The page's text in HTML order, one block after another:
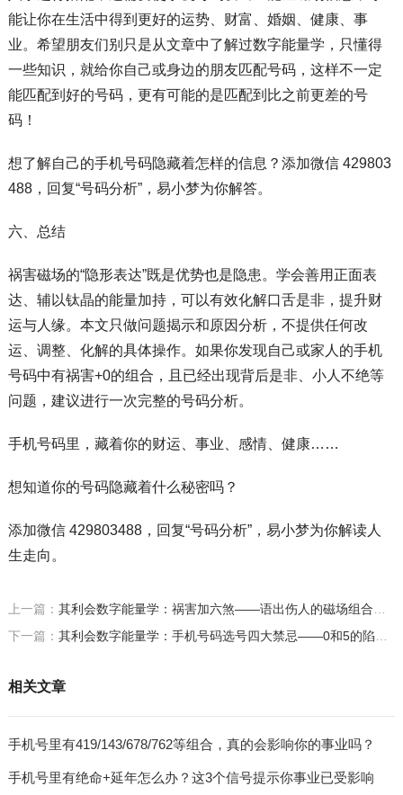
能让你在生活中得到更好的运势、财富、婚姻、健康、事
业。希望朋友们别只是从文章中了解过数字能量学，只懂得
一些知识，就给你自己或身边的朋友匹配号码，这样不一定
能匹配到好的号码，更有可能的是匹配到比之前更差的号
码！
想了解自己的手机号码隐藏着怎样的信息？添加微信 429803
488，回复“号码分析”，易小梦为你解答。
六、总结
祸害磁场的“隐形表达”既是优势也是隐患。学会善用正面表
达、辅以钛晶的能量加持，可以有效化解口舌是非，提升财
运与人缘。本文只做问题揭示和原因分析，不提供任何改
运、调整、化解的具体操作。如果你发现自己或家人的手机
号码中有祸害+0的组合，且已经出现背后是非、小人不绝等
问题，建议进行一次完整的号码分析。
手机号码里，藏着你的财运、事业、感情、健康……
想知道你的号码隐藏着什么秘密吗？
添加微信 429803488，回复“号码分析”，易小梦为你解读人
生走向。
上一篇： 其利会数字能量学：祸害加六煞——语出伤人的磁场组合，情绪失控的根源 | 数字磁场精讲系列
下一篇： 其利会数字能量学：手机号码选号四大禁忌——0和5的陷阱、靓号风险与吉星过度的真相 | 数字磁场精讲系列
相关文章
手机号里有419/143/678/762等组合，真的会影响你的事业吗？
手机号里有绝命+延年怎么办？这3个信号提示你事业已受影响